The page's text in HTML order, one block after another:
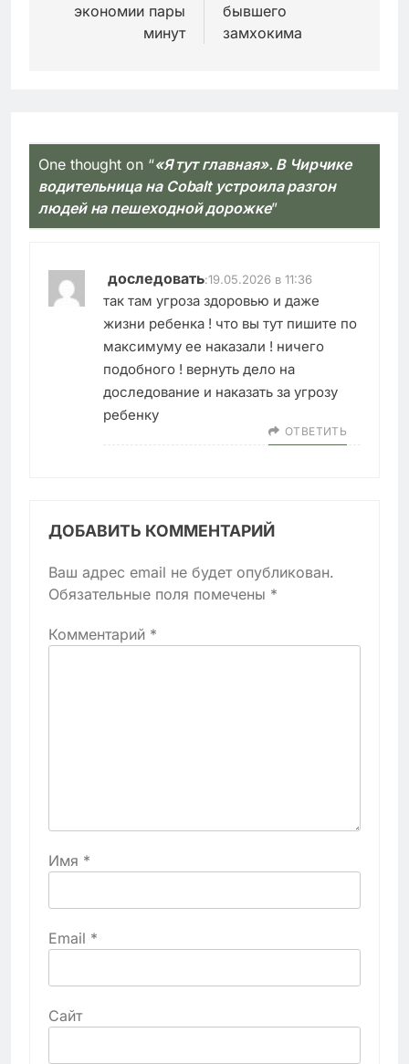
экономии пары
минут
бывшего
замхокима
One thought on “«Я тут главная». В Чирчике
водительница на Cobalt устроила разгон
людей на пешеходной дорожке”
доследовать:19.05.2026 в 11:36
так там угроза здоровью и даже
жизни ребенка ! что вы тут пишите по
максимуму ее наказали ! ничего
подобного ! вернуть дело на
доследование и наказать за угрозу
ребенку
ОТВЕТИТЬ
ДОБАВИТЬ КОММЕНТАРИЙ
Ваш адрес email не будет опубликован.
Обязательные поля помечены *
Комментарий *
Имя *
Email *
Сайт